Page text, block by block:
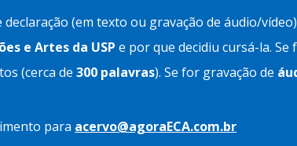
declaração (em texto ou gravação de áudio/
e Artes da USP e por que decidiu cursá-la. Se
(cerca de 300 palavras). Se for gravação de
para acervo@agoraECA.com.br